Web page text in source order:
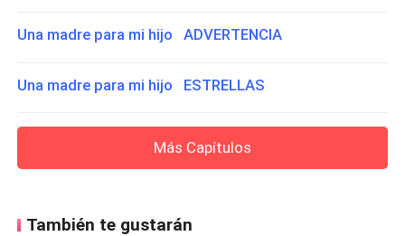
Una madre para mi hijo ADVERTENCIA
Una madre para mi hijo ESTRELLAS
Más Capítulos
También te gustarán